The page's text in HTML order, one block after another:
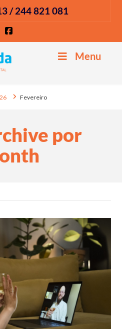
/ 244 821 081
Menu
Fevereiro
por